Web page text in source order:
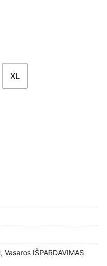
XL
, Vasaros IŠPARDAVIMAS